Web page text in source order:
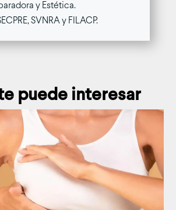
y Estética.
SVNRA y FILACP.
puede interesar